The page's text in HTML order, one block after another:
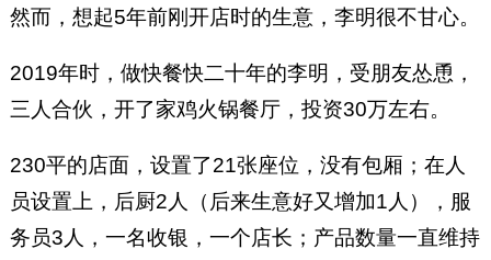
然而，想起5年前刚开店时的生意，李明很不甘心。
2019年时，做快餐快二十年的李明，受朋友怂恿，
三人合伙，开了家鸡火锅餐厅，投资30万左右。
230平的店面，设置了21张座位，没有包厢；在人
员设置上，后厨2人（后来生意好又增加1人），服
务员3人，一名收银，一个店长；产品数量一直维持